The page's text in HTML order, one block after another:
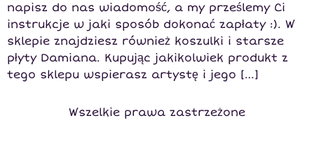
napisz do nas wiadomość, a my prześlemy Ci
instrukcje w jaki sposób dokonać zapłaty :). W
sklepie znajdziesz również koszulki i starsze
płyty Damiana. Kupując jakikolwiek produkt z
tego sklepu wspierasz artystę i jego […]
Wszelkie prawa zastrzeżone